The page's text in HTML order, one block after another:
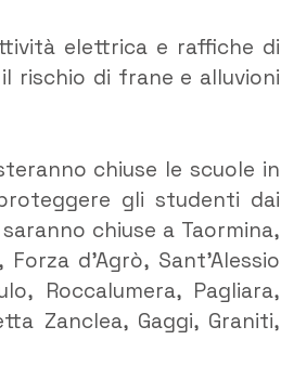
elettrica e raffiche di
rischio di frane e alluvioni
chiuse le scuole in
gli studenti dai
chiuse a Taormina,
d’Agrò, Sant’Alessio
Roccalumera, Pagliara,
Zanclea, Gaggi, Graniti,